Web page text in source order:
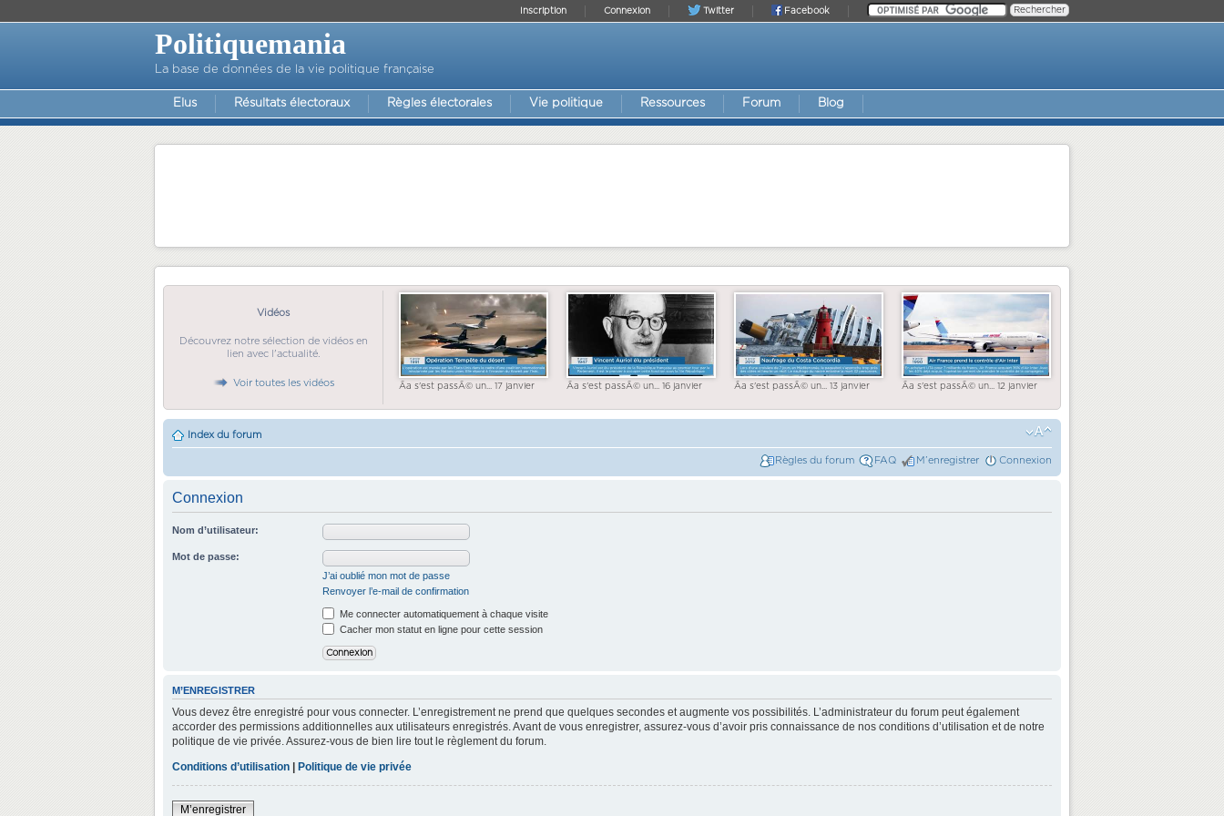
Facebook
Twitter
Connexion
Inscription
Politiquemania
La base de données de la vie politique française
Elus Résultats électoraux Règles électorales Vie politique Ressources Forum Blog
Vidéos
Découvrez notre sélection de vidéos en
lien avec l'actualité.
Voir toutes les vidéos Ãa s'est passÃ© un... 17 janvier Ãa s'est passÃ© un... 16 janvier Ãa s'est passÃ© un... 13 janvier Ãa s'est passÃ© un... 12 janvier
Index du forum
Règles du forum FAQ M’enregistrer Connexion
Connexion
Nom d’utilisateur:
Mot de passe:
J’ai oublié mon mot de passe
Renvoyer l’e-mail de confirmation
Me connecter automatiquement à chaque visite
Cacher mon statut en ligne pour cette session
M’ENREGISTRER
Vous devez être enregistré pour vous connecter. L’enregistrement ne prend que quelques secondes et augmente vos possibilités. L’administrateur du forum peut également
accorder des permissions additionnelles aux utilisateurs enregistrés. Avant de vous enregistrer, assurez-vous d’avoir pris connaissance de nos conditions d’utilisation et de notre
politique de vie privée. Assurez-vous de bien lire tout le règlement du forum.
Conditions d’utilisation | Politique de vie privée
M’enregistrer